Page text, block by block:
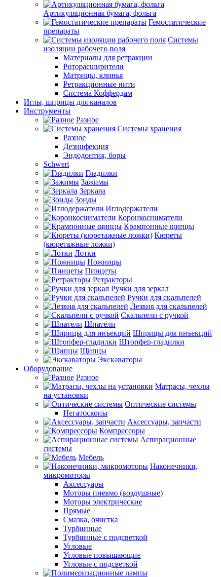
Артикуляционная бумага, фольга
Гемостатические
препараты
Системы
изоляции рабочего поля
Материалы для ретракции
Роторасширители
Матрицы, клинья
Ретракционные нити
Система Коффердам
Иглы, шприцы для каналов
Инструменты
Разное
Системы хранения
Разное
Дезинфекция
Эндодонтия, боры
Schwert
Гладилки
Зажимы
Зеркала
Зонды
Иглодержатели
Коронкосниматели
Крампонные щипцы
Кюреты
(кюретажные ложки)
Лотки
Ножницы
Пинцеты
Ретракторы
Ручки для зеркал
Ручки для скальпелей
Лезвия для скальпелей
Скальпели с ручкой
Шпатели
Шприцы для инъекций
Штопфер-гладилки
Щипцы
Экскаваторы
Оборудование
Разное
Матрасы, чехлы
на установки
Оптические системы
Негатоскопы
Аксессуары, запчасти
Компрессоры
Аспирационные
системы
Мебель
Наконечники,
микромоторы
Аксессуары
Моторы пневмо (воздушные)
Моторы электрические
Прямые
Смазка, очистка
Турбинные
Турбинные с подсветкой
Угловые
Угловые повышающие
Угловые с подсветкой